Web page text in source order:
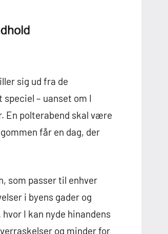
sig ud fra de
– uanset om I
En polterabend skal være
får en dag, der
som passer til enhver
i byens gader og
I kan nyde hinandens
og minder for